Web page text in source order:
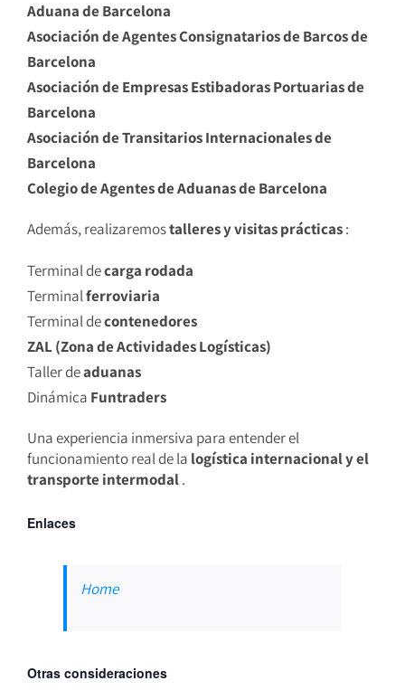
Aduana de Barcelona
Asociación de Agentes Consignatarios de Barcos de
Barcelona
Asociación de Empresas Estibadoras Portuarias de
Barcelona
Asociación de Transitarios Internacionales de
Barcelona
Colegio de Agentes de Aduanas de Barcelona
Además, realizaremostalleres y visitas prácticas:
Terminal decarga rodada
Terminalferroviaria
Terminal decontenedores
ZAL (Zona de Actividades Logísticas)
Taller deaduanas
Dinámica Funtraders
Una experiencia inmersiva para entender el
funcionamiento real de la logística internacional y el
transporte intermodal.
Enlaces
Home
Otras consideraciones